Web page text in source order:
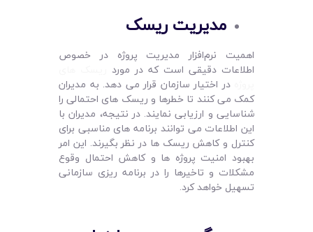
مدیریت ریسک
اهمیت نرم‌افزار مدیریت پروژه در خصوص
اطلاعات دقیقی است که در مورد
در اختیار سازمان قرار می ‌دهد. به مدیران
کمک می ‌کنند تا خطرها و ریسک ‌های احتمالی را
شناسایی و ارزیابی نمایند. در نتیجه، مدیران با
این اطلاعات می ‌توانند برنامه ‌های مناسبی برای
کنترل و کاهش ریسک‌ ها در نظر بگیرند. این امر
بهبود امنیت پروژه ‌ها و کاهش احتمال وقوع
مشکلات و تاخیرها را در برنامه ‌ریزی سازمانی
تسهیل خواهد کرد.